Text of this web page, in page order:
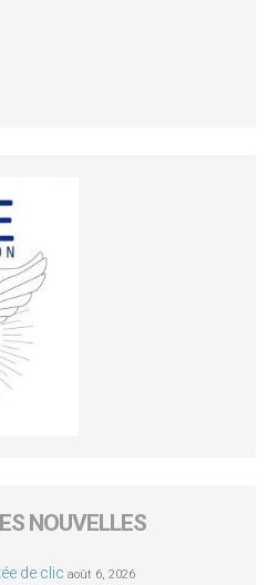
NOUVELLES
de clic août 6, 2026